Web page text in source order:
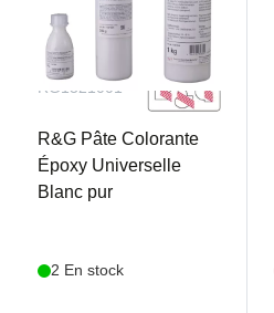
RG1321001
R&G Pâte Colorante
Époxy Universelle
Blanc pur
2 En stock